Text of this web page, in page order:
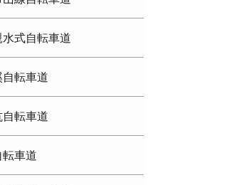
式自転車道
転車道
転車道
車道